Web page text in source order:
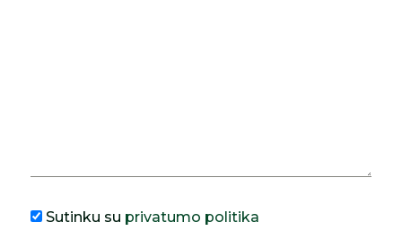
Sutinku su privatumo politika